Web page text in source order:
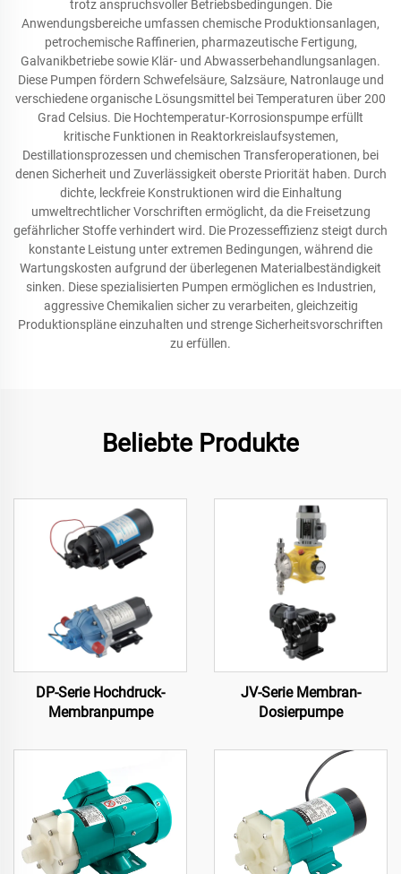
trotz anspruchsvoller Betriebsbedingungen. Die
Anwendungsbereiche umfassen chemische Produktionsanlagen,
petrochemische Raffinerien, pharmazeutische Fertigung,
Galvanikbetriebe sowie Klär- und Abwasserbehandlungsanlagen.
Diese Pumpen fördern Schwefelsäure, Salzsäure, Natronlauge und
verschiedene organische Lösungsmittel bei Temperaturen über 200
Grad Celsius. Die Hochtemperatur-Korrosionspumpe erfüllt
kritische Funktionen in Reaktorkreislaufsystemen,
Destillationsprozessen und chemischen Transferoperationen, bei
denen Sicherheit und Zuverlässigkeit oberste Priorität haben. Durch
dichte, leckfreie Konstruktionen wird die Einhaltung
umweltrechtlicher Vorschriften ermöglicht, da die Freisetzung
gefährlicher Stoffe verhindert wird. Die Prozesseffizienz steigt durch
konstante Leistung unter extremen Bedingungen, während die
Wartungskosten aufgrund der überlegenen Materialbeständigkeit
sinken. Diese spezialisierten Pumpen ermöglichen es Industrien,
aggressive Chemikalien sicher zu verarbeiten, gleichzeitig
Produktionspläne einzuhalten und strenge Sicherheitsvorschriften
zu erfüllen.
Beliebte Produkte
DP-Serie Hochdruck-
Membranpumpe
JV-Serie Membran-
Dosierpumpe